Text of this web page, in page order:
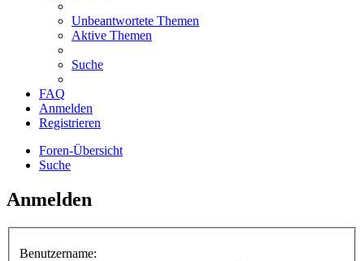
Unbeantwortete Themen
Aktive Themen
Suche
FAQ
Anmelden
Registrieren
Foren-Übersicht
Suche
Anmelden
Benutzername: